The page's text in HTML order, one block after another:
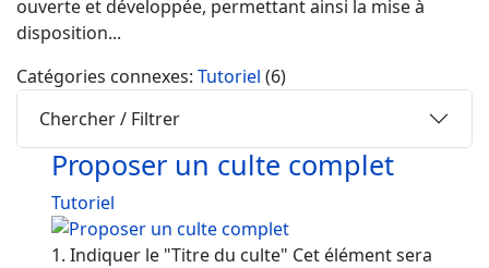
ouverte et développée, permettant ainsi la mise à
disposition...
Catégories connexes: Tutoriel (6)
Chercher / Filtrer
Proposer un culte complet
Tutoriel
1. Indiquer le "Titre du culte" Cet élément sera